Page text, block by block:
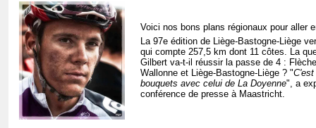
Voici nos bons plans régionaux pour aller
La 97e édition de Liège-Bastogne-Liège
qui compte 257,5 km dont 11 côtes. La
Gilbert va-t-il réussir la passe de 4 :
Wallonne et Liège-Bastogne-Liège ? "
bouquets avec celui de La Doyenne", a
conférence de presse à Maastricht.